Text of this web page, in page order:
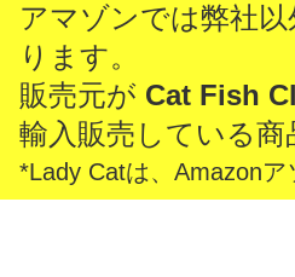
アマゾンでは弊社
ります。
販売元が Cat Fish
輸入販売している商
*Lady Catは、Amazon